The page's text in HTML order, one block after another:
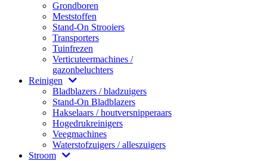
Grondboren
Meststoffen
Stand-On Strooiers
Transporters
Tuinfrezen
Verticuteermachines /
gazonbeluchters
Reinigen
Bladblazers / bladzuigers
Stand-On Bladblazers
Hakselaars / houtversnipperaars
Hogedrukreinigers
Veegmachines
Waterstofzuigers / alleszuigers
Stroom